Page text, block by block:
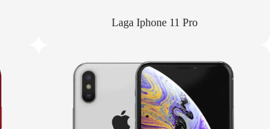
Laga Iphone 11 Pro